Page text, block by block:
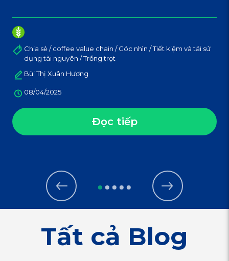
bỏ gây lãng phí và đang gây ra một số vấn đề môi
[…]
Chia sẻ / coffee value chain / Góc nhìn / Tiết kiệm và tái sử
dụng tài nguyên / Trồng trọt
Bùi Thị Xuân Hương
08/04/2025
Đọc tiếp
Tất cả Blog